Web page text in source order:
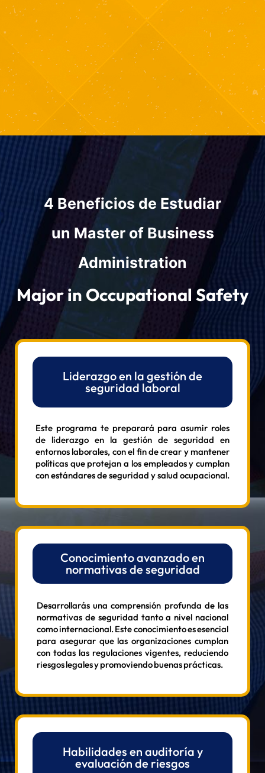
4 Beneficios de Estudiar
un Master of Business
Administration
Major in Occupational Safety
Liderazgo en la gestión de
seguridad laboral
Este programa te preparará para asumir roles
de liderazgo en la gestión de seguridad en
entornos laborales, con el fin de crear y mantener
políticas que protejan a los empleados y cumplan
con estándares de seguridad y salud ocupacional.
Conocimiento avanzado en
normativas de seguridad
Desarrollarás una comprensión profunda de las
normativas de seguridad tanto a nivel nacional
como internacional. Este conocimiento es esencial
para asegurar que las organizaciones cumplan
con todas las regulaciones vigentes, reduciendo
riesgos legales y promoviendo buenas prácticas.
Habilidades en auditoría y
evaluación de riesgos